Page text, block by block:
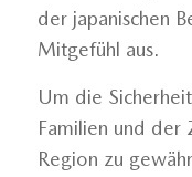
der japanischen
Mitgefühl aus.
Um die
Familien und
Region zu